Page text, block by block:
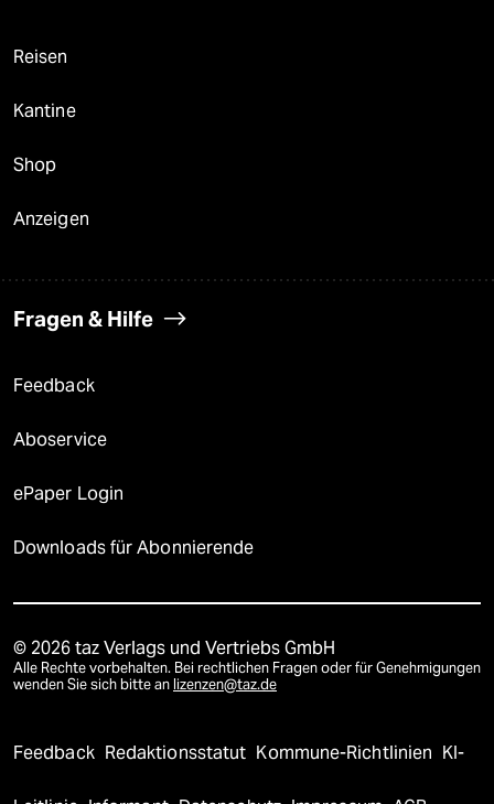
Reisen
Kantine
Shop
Anzeigen
Fragen & Hilfe
Feedback
Aboservice
ePaper Login
Downloads für Abonnierende
© 2026 taz Verlags und Vertriebs GmbH
Alle Rechte vorbehalten. Bei rechtlichen Fragen oder für Genehmigungen
wenden Sie sich bitte an lizenzen@taz.de
Feedback Redaktionsstatut Kommune-Richtlinien KI-